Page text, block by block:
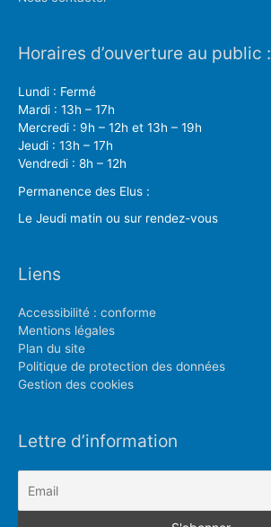
Horaires d’ouverture au public :
Lundi : Fermé
Mardi : 13h – 17h
Mercredi : 9h – 12h et 13h – 19h
Jeudi : 13h – 17h
Vendredi : 8h – 12h
Permanence des Elus :
Le Jeudi matin ou sur rendez-vous
Liens
Accessibilité : conforme
Mentions légales
Plan du site
Politique de protection des données
Gestion des cookies
Lettre d’information